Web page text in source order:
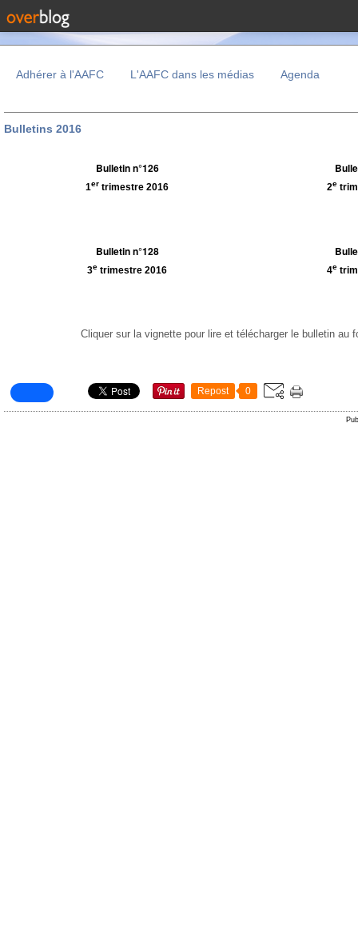
Adhérer à l'AAFC L'AAFC dans les médias Agenda
Bulletins 2016
Bulletin n°126
1er trimestre 2016 2e
Bulletin n°128
3e trimestre 2016 4e
Cliquer sur la vignette pour lire et télécharger le bulletin au
Repost 0